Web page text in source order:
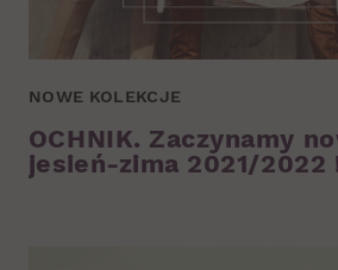
NOWE KOLEKCJE
OCHNIK. Zaczynamy
jesień-zima 2021/2022